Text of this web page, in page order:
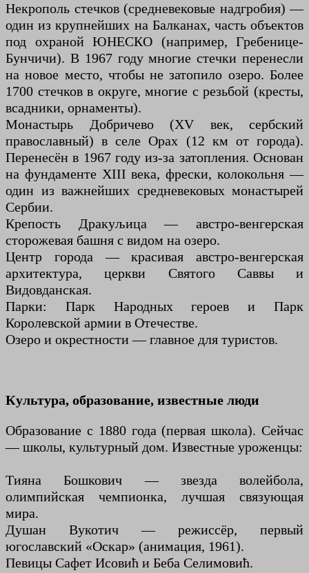
Некрополь стечков (средневековые надгробия) —
один из крупнейших на Балканах, часть объектов
под охраной ЮНЕСКО (например, Гребенице-
Бунчичи). В 1967 году многие стечки перенесли
на новое место, чтобы не затопило озеро. Более
1700 стечков в округе, многие с резьбой (кресты,
всадники, орнаменты).
Монастырь Добричево (XV век, сербский
православный) в селе Орах (12 км от города).
Перенесён в 1967 году из-за затопления. Основан
на фундаменте XIII века, фрески, колокольня —
один из важнейших средневековых монастырей
Сербии.
Крепость Дракуљица — австро-венгерская
сторожевая башня с видом на озеро.
Центр города — красивая австро-венгерская
архитектура, церкви Святого Саввы и
Видовданская.
Парки: Парк Народных героев и Парк
Королевской армии в Отечестве.
Озеро и окрестности — главное для туристов.
Культура, образование, известные люди
Образование с 1880 года (первая школа). Сейчас
— школы, культурный дом. Известные уроженцы:
Тияна Бошкович — звезда волейбола,
олимпийская чемпионка, лучшая связующая
мира.
Душан Вукотич — режиссёр, первый
югославский «Оскар» (анимация, 1961).
Певицы Сафет Исовић и Беба Селимовић.